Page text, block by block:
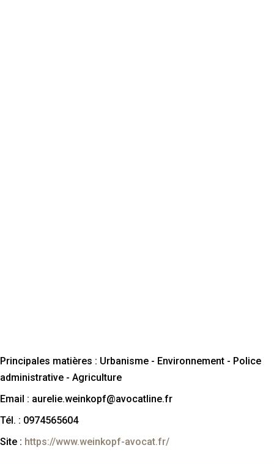
Principales matières : Urbanisme - Environnement - Police
administrative - Agriculture
Email : aurelie.weinkopf@avocatline.fr
Tél. : 0974565604
Site : https://www.weinkopf-avocat.fr/